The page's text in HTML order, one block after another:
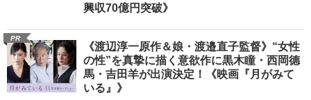
興収70億円突破》
PR
《渡辺淳一原作＆娘・渡邉直子監督》“女性
の性”を真摯に描く意欲作に黒木瞳・西岡德
馬・吉田羊が出演決定！《映画『月がみて
いる』》